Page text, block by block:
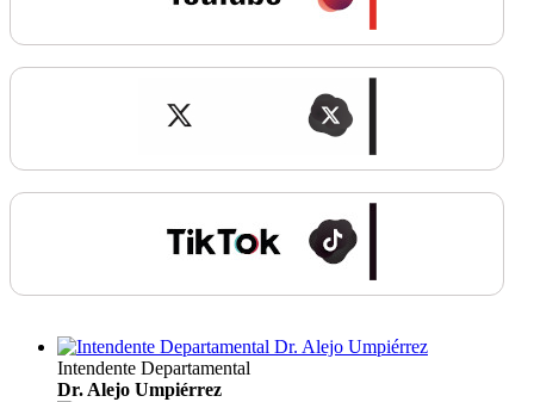
Intendente Departamental
Dr. Alejo Umpiérrez